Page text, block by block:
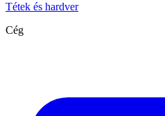
Tétek és hardver
Cég